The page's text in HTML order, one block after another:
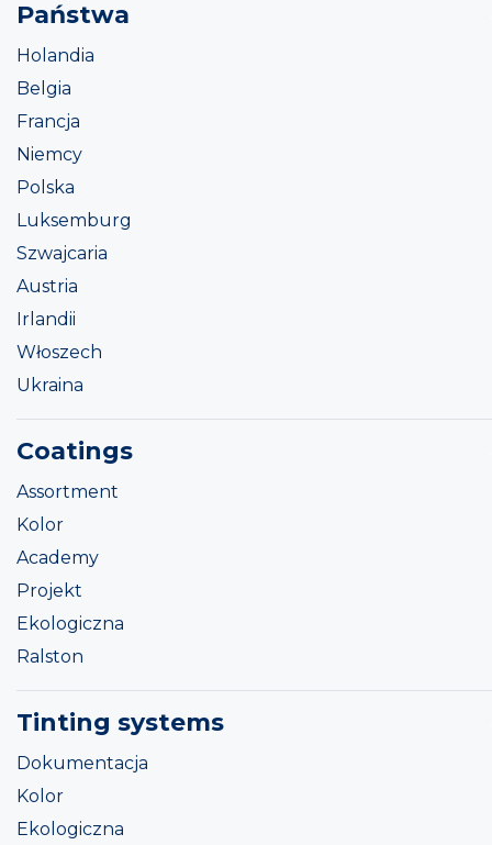
Państwa
Holandia
Belgia
Francja
Niemcy
Polska
Luksemburg
Szwajcaria
Austria
Irlandii
Włoszech
Ukraina
Coatings
Assortment
Kolor
Academy
Projekt
Ekologiczna
Ralston
Tinting systems
Dokumentacja
Kolor
Ekologiczna